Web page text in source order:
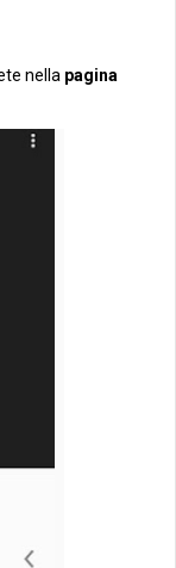
nella pagina